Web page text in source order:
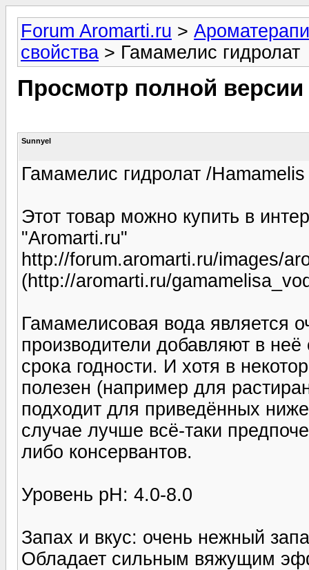
Forum Aromarti.ru >
свойства > Гамамелис гидролат
Просмотр полной
Sunnyel
Гамамелис гидролат /
Этот товар можно купить в
"Aromarti.ru"
http://forum.aromarti.ru/images/
(http://aromarti.ru/
Гамамелисовая вода является
производители добавляют в
срока годности. И хотя в
полезен (например для
подходит для приведённых
случае лучше всё-таки
либо консервантов.
Уровень pH: 4.0-8.0
Запах и вкус: очень нежный
Обладает сильным вяжущим